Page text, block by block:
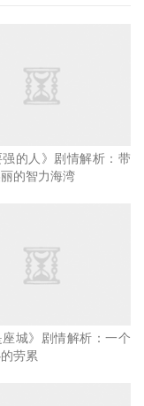
，但却已经没有了
的人》剧情解析：带
的智力海湾
座城》剧情解析：一个
劳累